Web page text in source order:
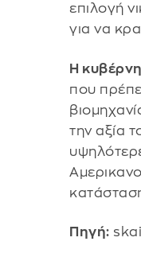
επιλογή
για να
Η
που
την αξία
Πηγή: